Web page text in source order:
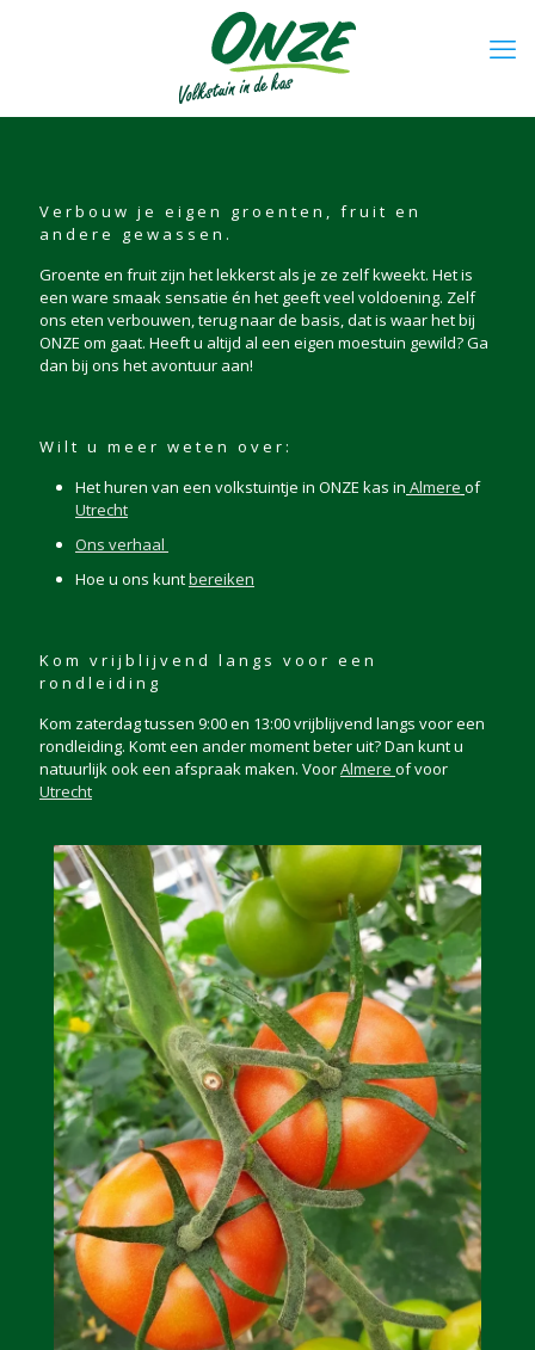
Verbouw je eigen groenten, fruit en
andere gewassen.
Groente en fruit zijn het lekkerst als je ze zelf kweekt. Het is
een ware smaak sensatie én het geeft veel voldoening. Zelf
ons eten verbouwen, terug naar de basis, dat is waar het bij
ONZE om gaat. Heeft u altijd al een eigen moestuin gewild? Ga
dan bij ons het avontuur aan!
Wilt u meer weten over:
Het huren van een volkstuintje in ONZE kas in Almere of
Utrecht
Ons verhaal
Hoe u ons kuntbereiken
Kom vrijblijvend langs voor een
rondleiding
Kom zaterdag tussen 9:00 en 13:00 vrijblijvend langs voor een
rondleiding. Komt een ander moment beter uit? Dan kunt u
natuurlijk ook een afspraak maken. VoorAlmere of voor
Utrecht